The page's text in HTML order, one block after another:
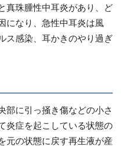
真珠腫性中耳炎があり、ど
になり、急性中耳炎は風
ス感染、耳かきのやり過ぎ
部に引っ掻き傷などの小さ
炎症を起こしている状態の
元の状態に戻す再生液が産